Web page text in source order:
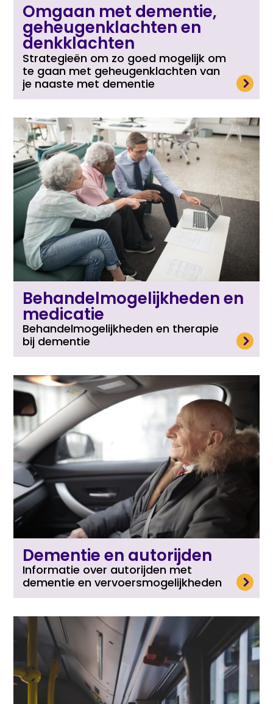
Omgaan met dementie,
geheugenklachten en
denkklachten
Strategieën om zo goed mogelijk om
te gaan met geheugenklachten van
je naaste met dementie
Behandelmogelijkheden en
medicatie
Behandelmogelijkheden en therapie
bij dementie
Lees meer
Dementie en autorijden
Informatie over autorijden met
dementie en vervoersmogelijkheden
Lees meer